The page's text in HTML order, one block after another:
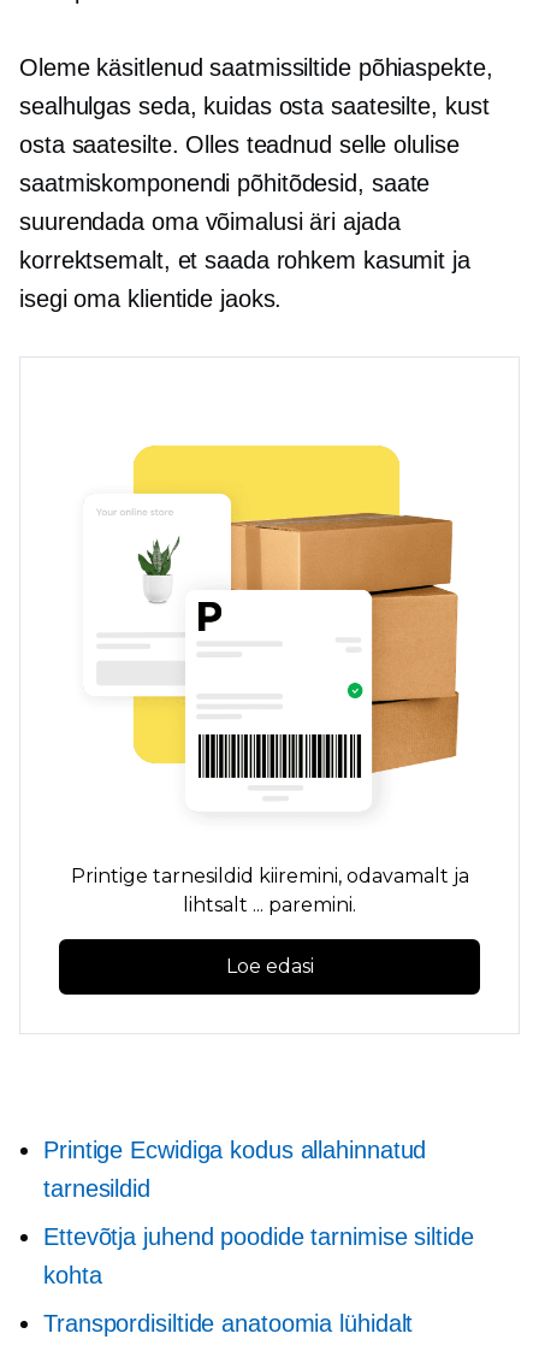
Oleme käsitlenud saatmissiltide põhiaspekte,
sealhulgas seda, kuidas osta saatesilte, kust
osta saatesilte. Olles teadnud selle olulise
saatmiskomponendi põhitõdesid, saate
suurendada oma võimalusi äri ajada
korrektsemalt, et saada rohkem kasumit ja
isegi oma klientide jaoks.
Printige tarnesildid kiiremini, odavamalt ja
lihtsalt ... paremini.
Loe edasi
Printige Ecwidiga kodus allahinnatud
tarnesildid
Ettevõtja juhend poodide tarnimise siltide
kohta
Transpordisiltide anatoomia lühidalt